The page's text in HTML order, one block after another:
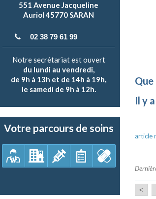
551 Avenue Jacqueline
Auriol 45770 SARAN
02 38 79 61 99
Notre secrétariat est ouvert
du lundi au vendredi,
de 9h à 13h et de 14h à 19h,
le samedi de 9h à 12h.
Votre parcours de soins
Que
Il y
article
<